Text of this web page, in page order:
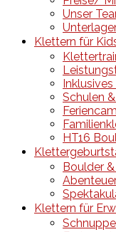
Unser
Klettern für
Schulen
HT16
Boulder
Klettern für